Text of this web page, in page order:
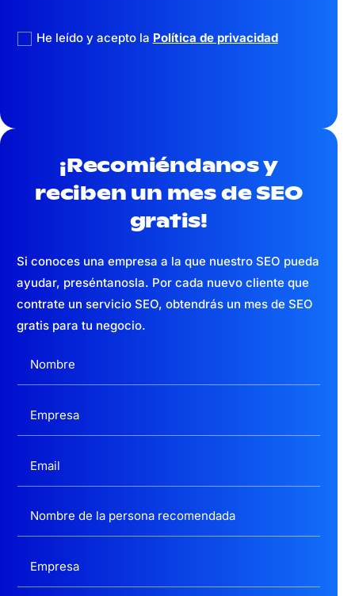
He leído y acepto la Política de privacidad
¡Recomiéndanos y
reciben un mesde SEO
gratis!
Si conoces una empresa a la que nuestro SEO pueda
ayudar, preséntanosla. Por cada nuevo cliente que
contrate un servicio SEO, obtendrás un mes de SEO
gratis para tu negocio.